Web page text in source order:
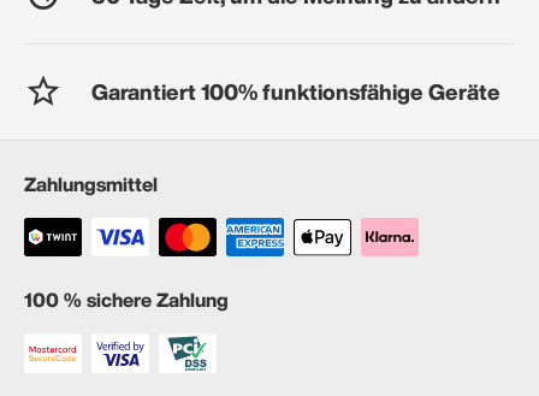
Garantiert 100% funktionsfähige Geräte
Zahlungsmittel
100 % sichere Zahlung